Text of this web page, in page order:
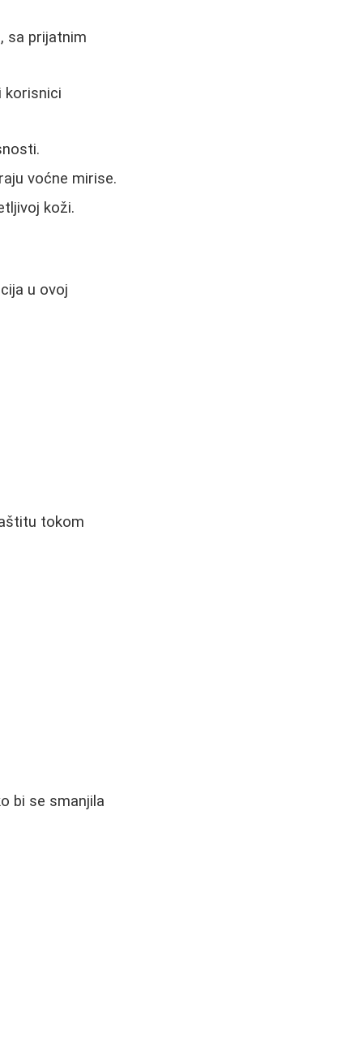
sa prijatnim
korisnici
voćne mirise.
koži.
u ovoj
tokom
bi se smanjila